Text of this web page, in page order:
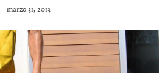
marzo 31, 2013